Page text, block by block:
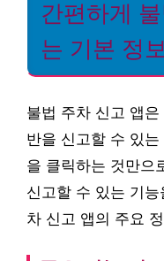
간편하게
는 기본 정
불법 주차 신고 앱
반을 신고할 수 있
을 클릭하는 것만으
신고할 수 있는 기
차 신고 앱의 주요